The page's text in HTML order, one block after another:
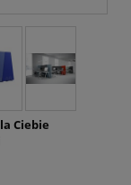
Ciebie